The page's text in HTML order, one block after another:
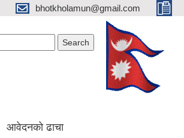
bhotkholamun@gmail.com
आवेदनको ढाचा